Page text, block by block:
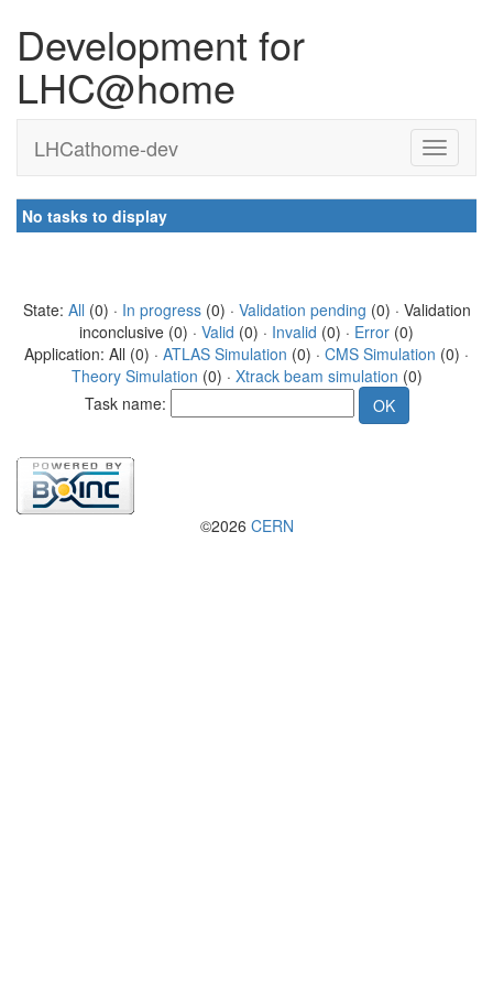
Development for
LHC@home
LHCathome-dev
No tasks to display
State: All (0) · In progress(0) · Validation pending (0) · Validation
inconclusive (0) · Valid (0) · Invalid (0) · Error (0)
Application: All (0) · ATLAS Simulation (0) · CMS Simulation (0) ·
Theory Simulation (0) · Xtrack beam simulation (0)
Task name:
©2026 CERN